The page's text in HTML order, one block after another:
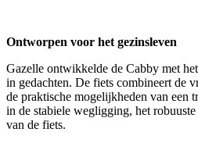
Ontworpen voor het gezinsleven
Gazelle ontwikkelde de Cabby met
in gedachten. De fiets combineert de
de praktische mogelijkheden van een
in de stabiele wegligging, het
van de fiets.